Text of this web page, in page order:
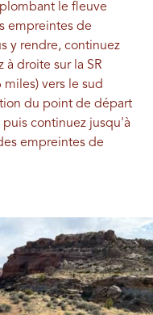
le fleuve
empreintes de
y rendre, continuez
à droite sur la SR
miles) vers le sud
du point de départ
continuez jusqu'à
empreintes de